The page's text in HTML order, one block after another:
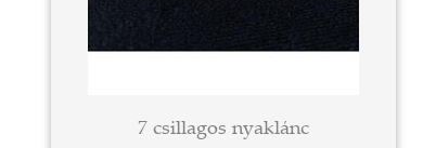
7 csillagos nyaklánc